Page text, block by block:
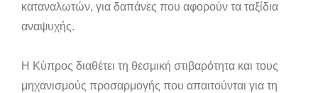
καταναλωτών, για δαπάνες που αφορούν τα ταξίδια
αναψυχής.
Η Κύπρος διαθέτει τη θεσμική στιβαρότητα και τους
μηχανισμούς προσαρμογής που απαιτούνται για τη